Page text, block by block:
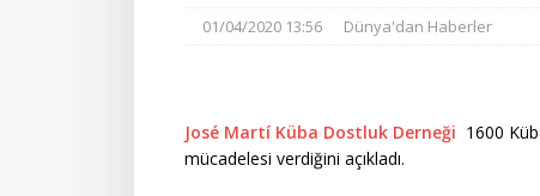
01/04/2020 13:56 Dünya'dan Haberler
José Martí Küba Dostluk Derneği 1600
mücadelesi verdiğini açıkladı.